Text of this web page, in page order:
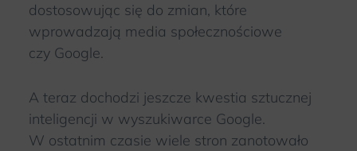
dostosowując się do zmian, które
wprowadzają media społecznościowe
czy Google.
A teraz dochodzi jeszcze kwestia sztucznej
inteligencji w wyszukiwarce Google.
W ostatnim czasie wiele stron zanotowało